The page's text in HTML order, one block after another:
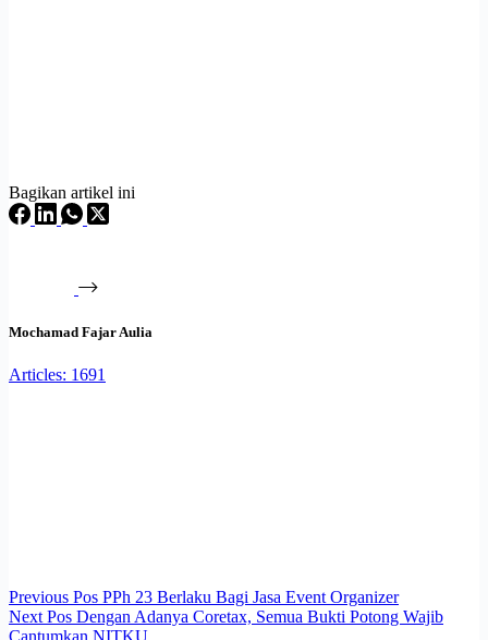
Bagikan artikel ini
Mochamad Fajar Aulia
Articles: 1691
Previous Pos PPh 23 Berlaku Bagi Jasa Event Organizer
Next Pos Dengan Adanya Coretax, Semua Bukti Potong Wajib
Cantumkan NITKU